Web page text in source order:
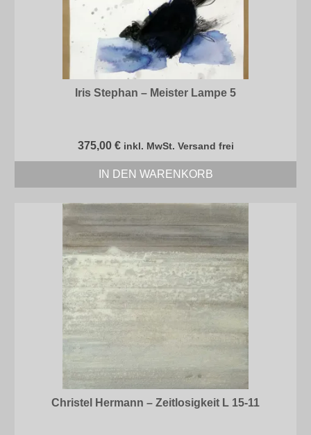
Iris Stephan – Meister Lampe 5
375,00 € inkl. MwSt. Versand frei
IN DEN WARENKORB
Christel Hermann – Zeitlosigkeit L 15-11